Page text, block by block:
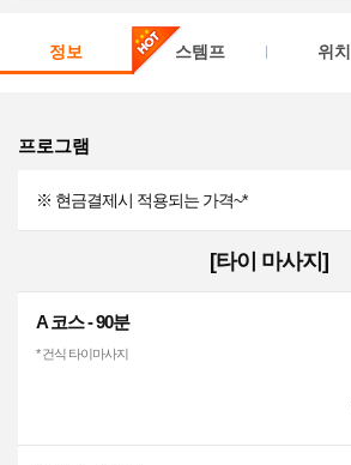
정보 스템프 위치
프로그램
※ 현금결제시 적용되는 가격~*
[타이 마사지]
A 코스 - 90분
* 건식 타이마사지